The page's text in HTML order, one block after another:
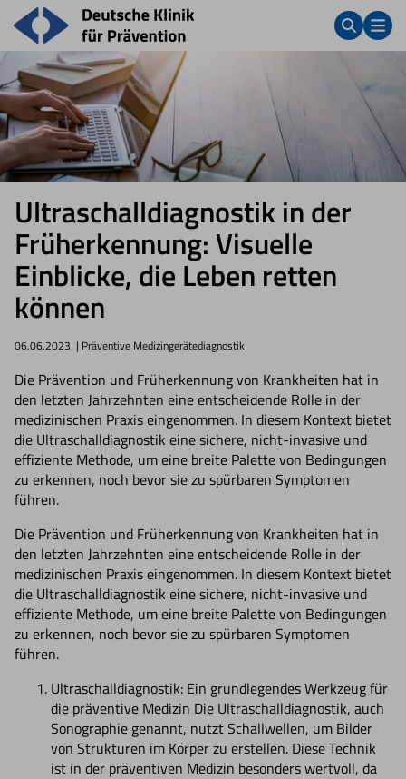
Ultraschalldiagnostik in der
Früherkennung: Visuelle
Einblicke, die Leben retten
können
06.06.2023 | Präventive Medizingerätediagnostik
Die Prävention und Früherkennung von Krankheiten hat in
den letzten Jahrzehnten eine entscheidende Rolle in der
medizinischen Praxis eingenommen. In diesem Kontext bietet
die Ultraschalldiagnostik eine sichere, nicht-invasive und
effiziente Methode, um eine breite Palette von Bedingungen
zu erkennen, noch bevor sie zu spürbaren Symptomen
führen.
Die Prävention und Früherkennung von Krankheiten hat in
den letzten Jahrzehnten eine entscheidende Rolle in der
medizinischen Praxis eingenommen. In diesem Kontext bietet
die Ultraschalldiagnostik eine sichere, nicht-invasive und
effiziente Methode, um eine breite Palette von Bedingungen
zu erkennen, noch bevor sie zu spürbaren Symptomen
führen.
Ultraschalldiagnostik: Ein grundlegendes Werkzeug für
die präventive Medizin Die Ultraschalldiagnostik, auch
Sonographie genannt, nutzt Schallwellen, um Bilder
von Strukturen im Körper zu erstellen. Diese Technik
ist in der präventiven Medizin besonders wertvoll, da